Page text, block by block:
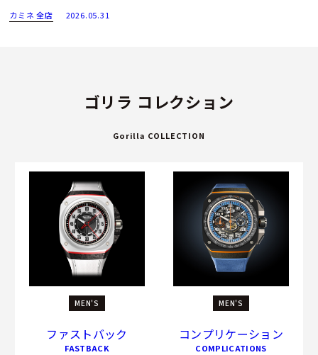
カミネ 全店 2026.05.31
ゴリラ コレクション
Gorilla COLLECTION
MEN'S
ファストバック
FASTBACK
MEN'S
コンプリケーション
COMPLICATIONS